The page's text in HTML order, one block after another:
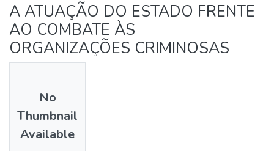
A ATUAÇÃO DO ESTADO FRENTE
AO COMBATE ÀS
ORGANIZAÇÕES CRIMINOSAS
No
Thumbnail
Available